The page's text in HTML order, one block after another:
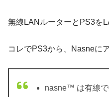
無線LANルーターとPS3を
コレでPS3から、Nasneに
nasne™ は有線で